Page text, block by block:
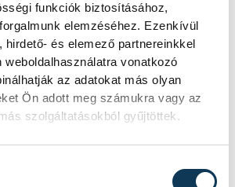
funkciók biztosításához,
elemzéséhez. Ezenkívül
hirdető- és elemező partnereinkkel
weboldalhasználatra vonatkozó
az adatokat más olyan
Ön adott meg számukra vagy az
szolgáltatásokból gyűjtöttek.
azt várja a játékosaitól,
meg, és nehogy
gondoljanak a
mérkőzésről.
miatt erőben a mi